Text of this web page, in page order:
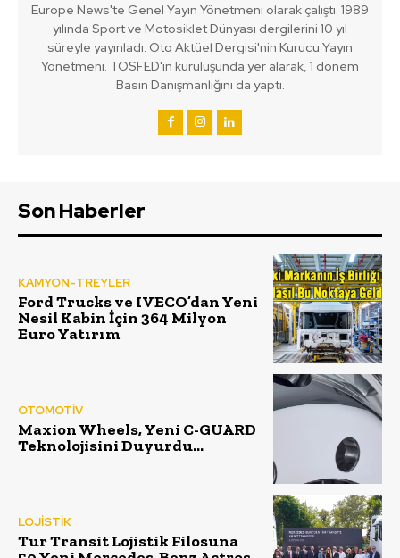
Europe News'te Genel Yayın Yönetmeni olarak çalıştı. 1989
yılında Sport ve Motosiklet Dünyası dergilerini 10 yıl
süreyle yayınladı. Oto Aktüel Dergisi'nin Kurucu Yayın
Yönetmeni. TOSFED'in kuruluşunda yer alarak, 1 dönem
Basın Danışmanlığını da yaptı.
Son Haberler
KAMYON-TREYLER
Ford Trucks ve IVECO’dan Yeni
Nesil Kabin İçin 364 Milyon
Euro Yatırım
OTOMOTİV
Maxion Wheels, Yeni C-GUARD
Teknolojisini Duyurdu…
LOJİSTİK
Tur Transit Lojistik Filosuna